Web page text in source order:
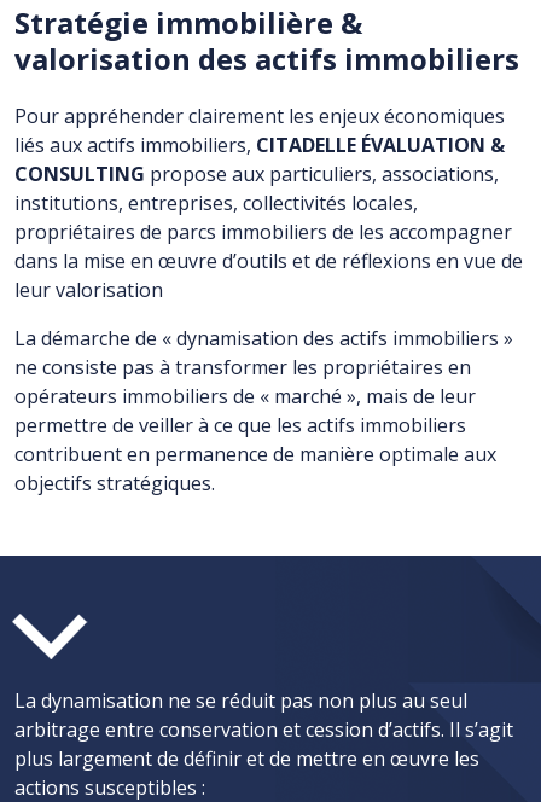
Stratégie immobilière &
valorisation des actifs immobiliers
Pour appréhender clairement les enjeux économiques
liés aux actifs immobiliers, CITADELLE ÉVALUATION &
CONSULTING propose aux particuliers, associations,
institutions, entreprises, collectivités locales,
propriétaires de parcs immobiliers de les accompagner
dans la mise en œuvre d’outils et de réflexions en vue de
leur valorisation
La démarche de « dynamisation des actifs immobiliers »
ne consiste pas à transformer les propriétaires en
opérateurs immobiliers de « marché », mais de leur
permettre de veiller à ce que les actifs immobiliers
contribuent en permanence de manière optimale aux
objectifs stratégiques.
La dynamisation ne se réduit pas non plus au seul
arbitrage entre conservation et cession d’actifs. Il s’agit
plus largement de définir et de mettre en œuvre les
actions susceptibles :